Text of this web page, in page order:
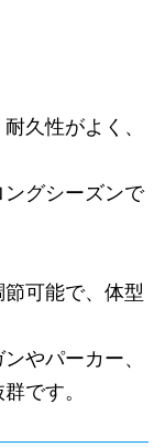
久性がよく、
グシーズンで
可能で、体型
やパーカー、
です。